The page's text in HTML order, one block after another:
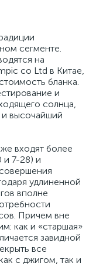
сегменте.
на
co Ltd в Китае,
бланка.
и
солнца,
и высочайший
входят более
и 7-28) и
удлиненной
вполне
Причем вне
как и «старшая»
завидной
все
с джигом, так и